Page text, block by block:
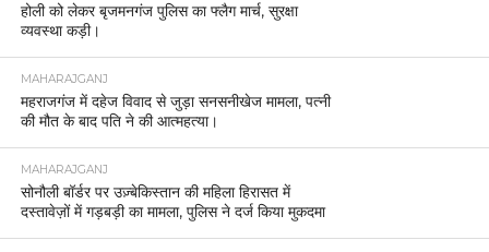
होली को लेकर बृजमनगंज पुलिस का फ्लैग मार्च, सुरक्षा
व्यवस्था कड़ी।
MAHARAJGANJ
महराजगंज में दहेज विवाद से जुड़ा सनसनीखेज मामला, पत्नी
की मौत के बाद पति ने की आत्महत्या।
MAHARAJGANJ
सोनौली बॉर्डर पर उज़्बेकिस्तान की महिला हिरासत में
दस्तावेज़ों में गड़बड़ी का मामला, पुलिस ने दर्ज किया मुकदमा